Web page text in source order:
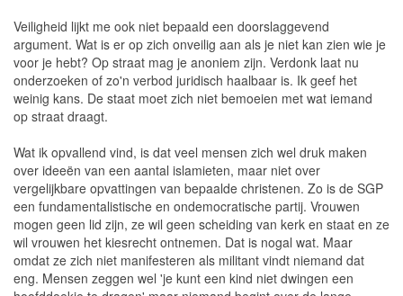
Veiligheid lijkt me ook niet bepaald een doorslaggevend
argument. Wat is er op zich onveilig aan als je niet kan zien wie je
voor je hebt? Op straat mag je anoniem zijn. Verdonk laat nu
onderzoeken of zo'n verbod juridisch haalbaar is. Ik geef het
weinig kans. De staat moet zich niet bemoeien met wat iemand
op straat draagt.
Wat ik opvallend vind, is dat veel mensen zich wel druk maken
over ideeën van een aantal islamieten, maar niet over
vergelijkbare opvattingen van bepaalde christenen. Zo is de SGP
een fundamentalistische en ondemocratische partij. Vrouwen
mogen geen lid zijn, ze wil geen scheiding van kerk en staat en ze
wil vrouwen het kiesrecht ontnemen. Dat is nogal wat. Maar
omdat ze zich niet manifesteren als militant vindt niemand dat
eng. Mensen zeggen wel 'je kunt een kind niet dwingen een